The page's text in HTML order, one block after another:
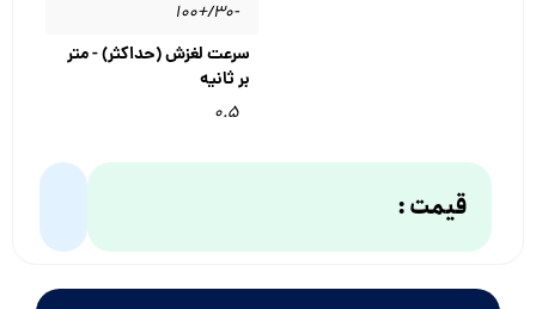
-30/+100
سرعت لغزش (حداکثر) - متر
بر ثانیه
۰.۵
قیمت :